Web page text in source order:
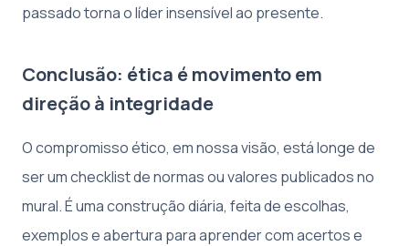
passado torna o líder insensível ao presente.
Conclusão: ética é movimento em
direção à integridade
O compromisso ético, em nossa visão, está longe de
ser um checklist de normas ou valores publicados no
mural. É uma construção diária, feita de escolhas,
exemplos e abertura para aprender com acertos e